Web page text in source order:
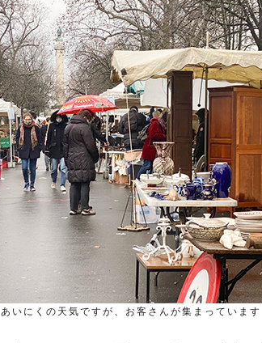
あいにくの天気ですが、お客さんが集まっています